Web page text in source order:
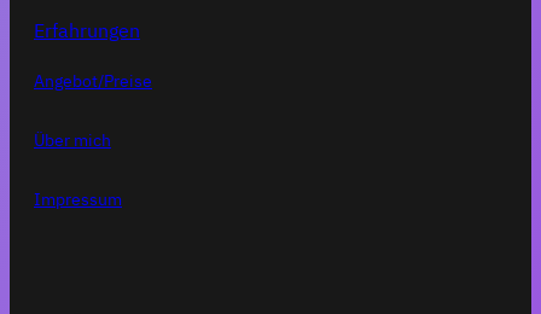
Erfahrungen
Angebot/Preise
Über mich
Impressum